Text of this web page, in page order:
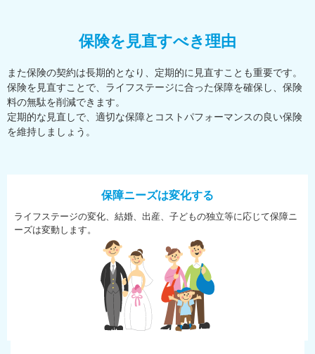
保険を見直すべき理由
また保険の契約は長期的となり、定期的に見直すことも重要です。
保険を見直すことで、ライフステージに合った保障を確保し、保険
料の無駄を削減できます。
定期的な見直しで、適切な保障とコストパフォーマンスの良い保険
を維持しましょう。
保障ニーズは変化する
ライフステージの変化、結婚、 出産、子どもの独立等に応じて保障ニ
ーズは変動します。